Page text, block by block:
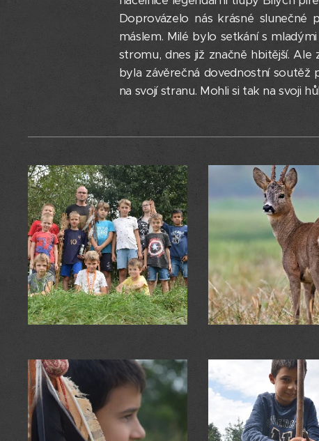
Doprovázelo nás krásné
máslem. Milé bylo setkání s
stromu, dnes již značně hbitější.
byla závěrečná dovednostní
na svojí stranu. Mohli si tak na svoji